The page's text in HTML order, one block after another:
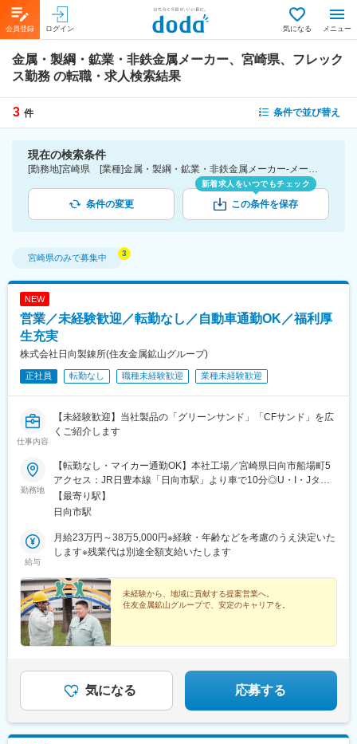
会員登録 ログイン 気になる メニュー
金属・製綱・鉱業・非鉄金属メーカー、宮崎県、フレック
ス勤務 の転職・求人検索結果
3 件 条件で並び替え
現在の検索条件
[勤務地]宮崎県 [業種]金属・製綱・鉱業・非鉄金属メーカー-メーカー（素材・化学・食品・化粧品・その他）業界 [詳細条件](休日・働き方)フレックス勤務
条件の変更
新着求人をいつでもチェック
この条件を保存
宮崎県のみで募集中
NEW
営業／未経験歓迎／転勤なし／自動車通勤OK／福利厚
生充実
株式会社日向製錬所(住友金属鉱山グループ)
正社員 転勤なし 職種未経験歓迎 業種未経験歓迎
仕事内容
【未経験歓迎】当社製品の「グリーンサンド」「CFサンド」を広
くご紹介します
勤務地
【転勤なし・マイカー通勤OK】本社工場／宮崎県日向市船場町5
アクセス：JR日豊本線「日向市駅」より車で10分◎U・I・Jター
ン歓迎◎受動喫煙対策：あり（分煙／喫煙所あり）
【最寄り駅】
日向市駅
給与
月給23万円～38万5,000円※経験・年齢などを考慮のうえ決定いた
します※残業代は別途全額支給いたします
未経験から、地域に貢献する提案営業へ。
住友金属鉱山グループで、安定のキャリアを。
気になる 応募する